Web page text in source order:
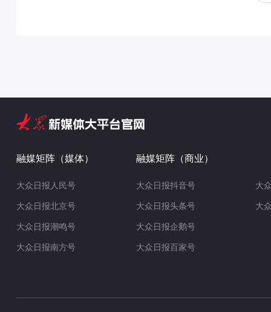
融媒矩阵（媒体）
大众日报人民号
大众日报北京号
大众日报潮鸣号
大众日报南方号
融媒矩阵（商业）
大众日报抖音号
大众日报头条号
大众日报企鹅号
大众日报百家号
大
大